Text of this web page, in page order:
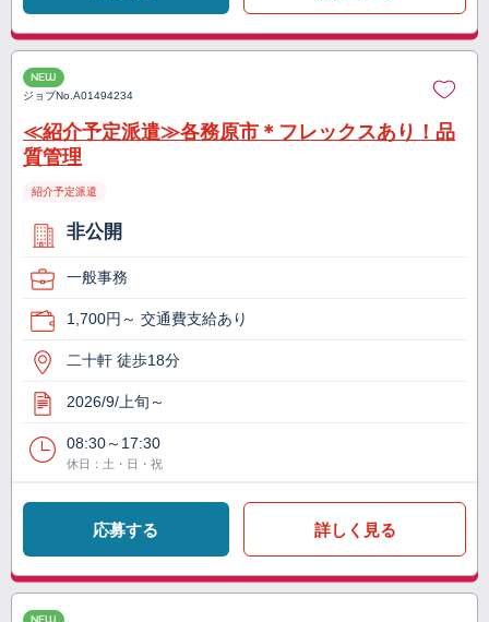
NEW
ジョブNo.A01494234
≪紹介予定派遣≫各務原市＊フレックスあり！品
質管理
紹介予定派遣
非公開
一般事務
1,700円～ 交通費支給あり
二十軒 徒歩18分
2026/9/上旬～
08:30～17:30
休日：土・日・祝
応募する 詳しく見る